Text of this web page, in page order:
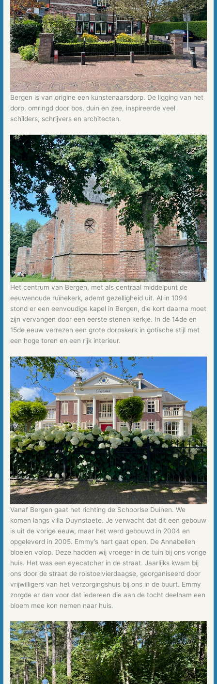
Bergen is van origine een kunstenaarsdorp. De ligging van het
dorp, omringd door bos, duin en zee, inspireerde veel
schilders, schrijvers en architecten.
Het centrum van Bergen, met als centraal middelpunt de
eeuwenoude ruïnekerk, ademt gezelligheid uit. Al in 1094
stond er een eenvoudige kapel in Bergen, die kort daarna moet
zijn vervangen door een eerste stenen kerkje. In de 14de en
15de eeuw verrezen een grote dorpskerk in gotische stijl met
een hoge toren en een rijk interieur.
Vanaf Bergen gaat het richting de Schoorlse Duinen. We
komen langs villa Duynstaete. Je verwacht dat dit een gebouw
is uit de vorige eeuw, maar het werd gebouwd in 2004 en
opgeleverd in 2005. Emmy’s hart gaat open. De Annabellen
bloeien volop. Deze hadden wij vroeger in de tuin bij ons vorige
huis. Het was een eyecatcher in de straat. Jaarlijks kwam bij
ons door de straat de rolstoelvierdaagse, georganiseerd door
vrijwilligers van het verzorgingshuis bij ons in de buurt. Emmy
zorgde er dan voor dat iedereen die aan de tocht deelnam een
bloem mee kon nemen naar huis.